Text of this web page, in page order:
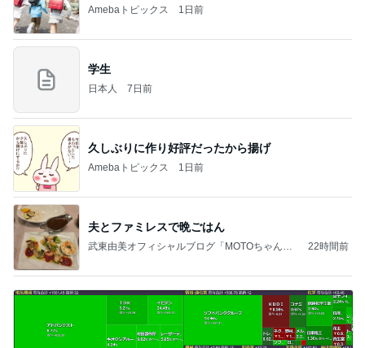
Amebaトピックス 1日前
学生
日本人 7日前
久しぶりに作り好評だったから揚げ
Amebaトピックス 1日前
夫とファミレスで晩ごはん
武東由美オフィシャルブログ「MOTOちゃんと
22時間前